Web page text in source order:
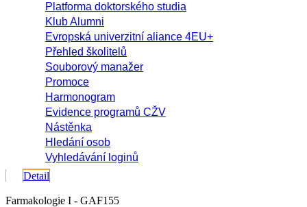
Platforma doktorského studia
Klub Alumni
Evropská univerzitní aliance 4EU+
Přehled školitelů
Souborový manažer
Promoce
Harmonogram
Evidence programů CŽV
Nástěnka
Hledání osob
Vyhledávání loginů
Detail
Farmakologie I - GAF155